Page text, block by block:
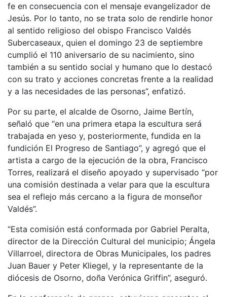
fe en consecuencia con el mensaje evangelizador de
Jesús. Por lo tanto, no se trata solo de rendirle honor
al sentido religioso del obispo Francisco Valdés
Subercaseaux, quien el domingo 23 de septiembre
cumplió el 110 aniversario de su nacimiento, sino
también a su sentido social y humano que lo destacó
con su trato y acciones concretas frente a la realidad
y a las necesidades de las personas”, enfatizó.
Por su parte, el alcalde de Osorno, Jaime Bertín,
señaló que “en una primera etapa la escultura será
trabajada en yeso y, posteriormente, fundida en la
fundición El Progreso de Santiago”, y agregó que el
artista a cargo de la ejecución de la obra, Francisco
Torres, realizará el diseño apoyado y supervisado “por
una comisión destinada a velar para que la escultura
sea el reflejo más cercano a la figura de monseñor
Valdés”.
“Esta comisión está conformada por Gabriel Peralta,
director de la Dirección Cultural del municipio; Ángela
Villarroel, directora de Obras Municipales, los padres
Juan Bauer y Peter Kliegel, y la representante de la
diócesis de Osorno, doña Verónica Griffin”, aseguró.